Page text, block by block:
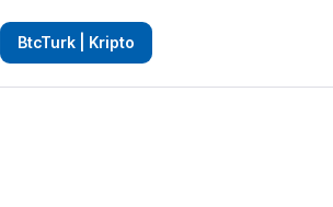
BtcTurk | Kripto